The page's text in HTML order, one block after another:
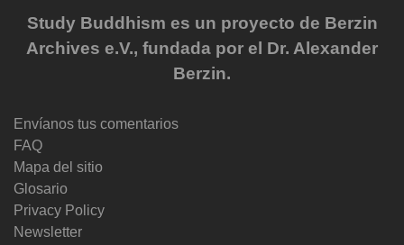
Study Buddhism es un proyecto de Berzin
Archives e.V., fundada por el Dr. Alexander
Berzin.
Envíanos tus comentarios
FAQ
Mapa del sitio
Glosario
Privacy Policy
Newsletter